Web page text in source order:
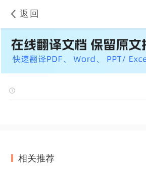
返回
相关推荐